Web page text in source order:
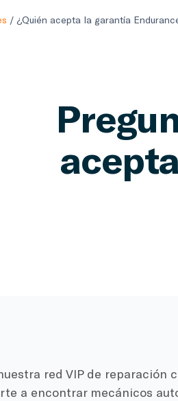
/ ¿Quién acepta la garantía
red VIP de reparación
a encontrar mecánicos